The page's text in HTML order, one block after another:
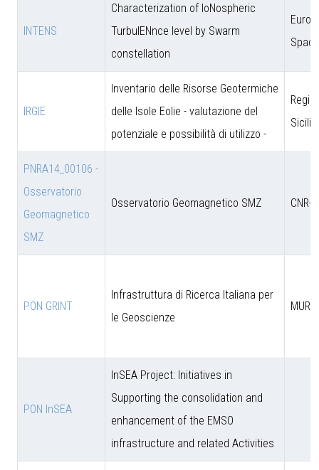
INTENS
Characterization of IoNospheric
TurbulENnce level by Swarm
constellation
IRGIE
Inventario delle Risorse Geotermiche
delle Isole Eolie - valutazione del
potenziale e possibilità di utilizzo -
PNRA14_00106 -
Osservatorio
Geomagnetico
SMZ
Osservatorio Geomagnetico SMZ CNR-
PON GRINT
Infrastruttura di Ricerca Italiana per
le Geoscienze
MUR
PON InSEA
InSEA Project: Initiatives in
Supporting the consolidation and
enhancement of the EMSO
infrastructure and related Activities